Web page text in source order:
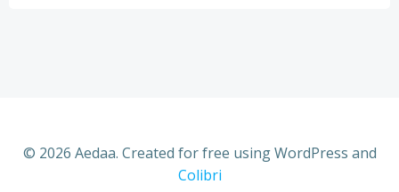
© 2026 Aedaa. Created for free using WordPress and
Colibri